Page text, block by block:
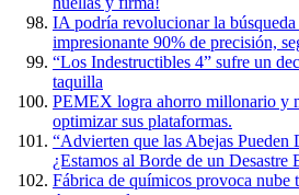
IA podría revolucionar la
impresionante 90% de precisión,
“Los Indestructibles 4” sufre un
taquilla
PEMEX logra ahorro millonario y
optimizar sus plataformas.
“Advierten que las Abejas Pueden
¿Estamos al Borde de un Desastre
Fábrica de químicos provoca nube